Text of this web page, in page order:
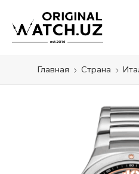
Главная Страна